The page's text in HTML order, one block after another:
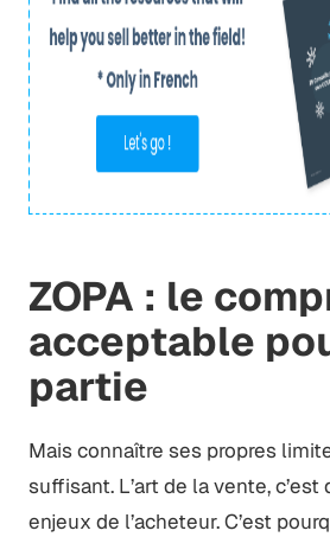
ZOPA : le
acceptable
partie
Mais connaître ses propres
suffisant. L’art de la vente,
enjeux de l’acheteur. C’est